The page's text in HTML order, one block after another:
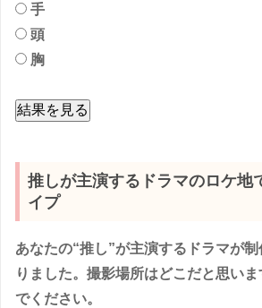
手
頭
胸
結果を見る
推しが主演するドラマのロケ地
イプ
あなたの“推し”が主演するドラマが
りました。撮影場所はどこだと思い
でください。